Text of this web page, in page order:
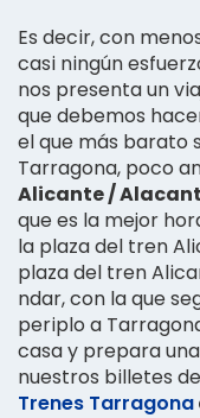
Es decir, con
casi ningún
nos presenta un
que debemos
el que más barato
Tarragona, poco
Alicante /
que es la mejor
la plaza del tren
plaza del tren
ndar, con la que
periplo a
casa y prepara
nuestros billetes
Trenes Tarragona